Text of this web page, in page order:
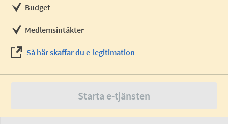
Budget
Medlemsintäkter
Så här skaffar du e-legitimation
Starta e-tjänsten